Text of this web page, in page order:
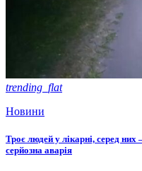
trending_flat
Новини
Троє людей у лікарні, серед них
серйозна аварія